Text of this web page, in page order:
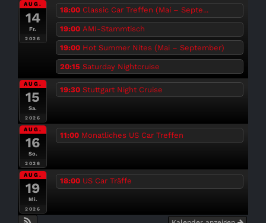
AUG.
14
Fr.
2026
18:00 Classic Car Treffen (Mai – Septe...
19:00 AMI-Stammtisch
19:00 Hot Summer Nites (Mai – September)
20:15 Saturday Nightcruise
AUG.
15
Sa.
2026
19:30 Stuttgart Night Cruise
AUG.
16
So.
2026
11:00 Monatliches US Car Treffen
AUG.
19
Mi.
2026
18:00 US Car Träffe